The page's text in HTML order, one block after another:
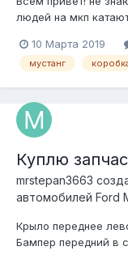
людей на мкп
на 4-ю происходит
перекидывает меня
10 Марта 2019
мустанг
Куплю
mrstepan3663
автомобилей Ford
Крыло переднее
Бампер передний в